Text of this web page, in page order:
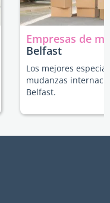
Empresas de
Belfast
Los mejores
mudanzas
Belfast.